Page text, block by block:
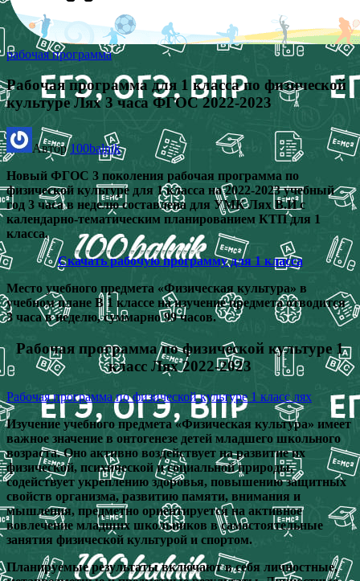
рабочая программа
Рабочая программа для 1 класса по физической
культуре Лях 3 часа ФГОС 2022-2023
Автор100balnik
Новый ФГОС 3 поколения рабочая программа по
физической культуре для 1 класса на 2022-2023 учебный
год 3 часа в неделю составлена для УМК Лях В.И с
календарно-тематическим планированием КТП для 1
класса.
Скачать рабочую программу для 1 класса
Место учебного предмета «Физическая культура» в
учебном плане В 1 классе на изучение предмета отводится
3 часа в неделю, суммарно 99 часов.
Рабочая программа по физической культуре 1
класс Лях 2022-2023
Рабочая программа по физической культуре 1 класс лях
Изучение учебного предмета «Физическая культура» имеет
важное значение в онтогенезе детей младшего школьного
возраста. Оно активно воздействует на развитие их
физической, психической и социальной природы,
содействует укреплению здоровья, повышению защитных
свойств организма, развитию памяти, внимания и
мышления, предметно ориентируется на активное
вовлечение младших школьников в самостоятельные
занятия физической культурой и спортом.
Планируемые результаты включают в себя личностные,